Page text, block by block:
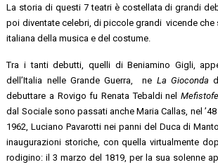
La storia di questi 7 teatri è costellata di grandi
poi diventate celebri, di piccole grandi vicende che
italiana della musica e del costume.
Tra i tanti debutti, quelli di Beniamino Gigli,
dell’Italia nelle Grande Guerra, ne La Gioconda
debuttare a Rovigo fu Renata Tebaldi nel
dal Sociale sono passati anche Maria Callas, nel
1962, Luciano Pavarotti nei panni del Duca di
inaugurazioni storiche, con quella virtualmente
rodigino: il 3 marzo del 1819, per la sua solenne